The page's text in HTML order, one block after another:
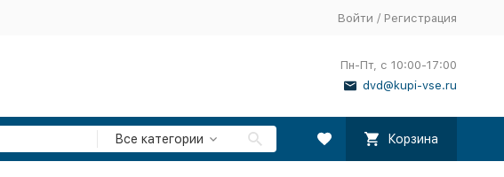
Войти / Регистрация
Пн-Пт, с 10:00-17:00
dvd@kupi-vse.ru
Все категории Корзина